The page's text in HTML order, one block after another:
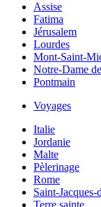
Assise
Fatima
Jérusalem
Lourdes
Mont-Saint-
Notre-Dame
Pontmain
Voyages
Italie
Jordanie
Malte
Pèlerinage
Rome
Saint-
Terre sainte